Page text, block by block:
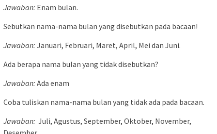
Jawaban: Enam bulan.
Sebutkan nama-nama bulan yang disebutkan pada bacaan!
Jawaban: Januari, Februari, Maret, April, Mei dan Juni.
Ada berapa nama bulan yang tidak disebutkan?
Jawaban: Ada enam
Coba tuliskan nama-nama bulan yang tidak ada pada bacaan.
Jawaban: Juli, Agustus, September, Oktober, November,